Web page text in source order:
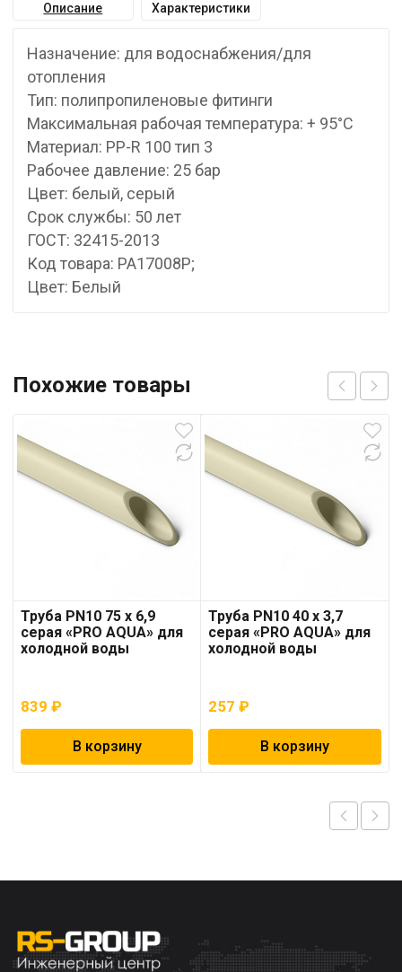
Описание Характеристики
Назначение: для водоснабжения/для
отопления
Тип: полипропиленовые фитинги
Максимальная рабочая температура: + 95°С
Материал: PP-R 100 тип 3
Рабочее давление: 25 бар
Цвет: белый, серый
Срок службы: 50 лет
ГОСТ: 32415-2013
Код товара: PA17008P;
Цвет: Белый
Похожие товары
Труба PN10 75 x 6,9
серая «PRO AQUA» для
холодной воды
839 ₽
В корзину
Труба PN10 40 x 3,7
серая «PRO AQUA» для
холодной воды
257₽
В корзину